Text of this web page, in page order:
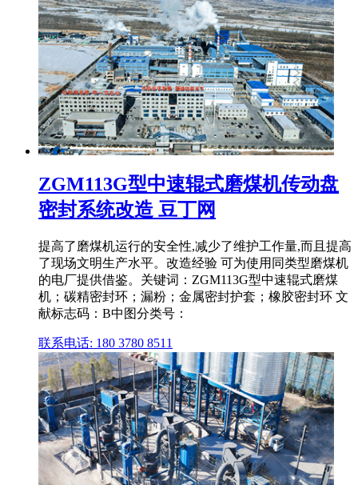
ZGM113G型中速辊式磨煤机传动盘
密封系统改造 豆丁网
提高了磨煤机运行的安全性,减少了维护工作量,而且提高
了现场文明生产水平。改造经验 可为使用同类型磨煤机
的电厂提供借鉴。关键词：ZGM113G型中速辊式磨煤
机；碳精密封环；漏粉；金属密封护套；橡胶密封环 文
献标志码：B中图分类号：
联系电话: 180 3780 8511